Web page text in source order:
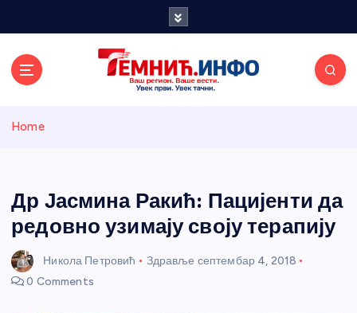
и портал
Home
Др Јасмина Ракић: Пацијенти да
редовно узимају своју терапију
Никола Петровић Здравље септембар 4, 2018
0 Comments